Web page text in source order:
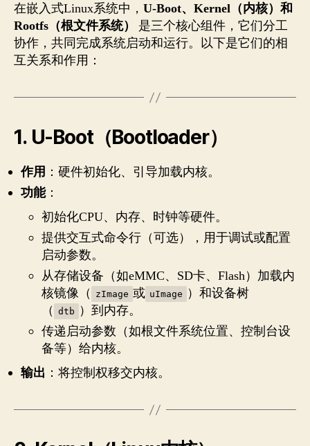
在嵌入式Linux系统中， U-Boot、Kernel（内核）和
Rootfs（根文件系统）
是三个核心组件，它们分工
协作，共同完成系统启动和运行。以下是它们的相
互关系和作用：
1. U-Boot（Bootloader）
作用 ：硬件初始化、引导加载内核。
功能：
初始化CPU、内存、时钟等硬件。
提供交互式命令行（可选），用于调试或配置
启动参数。
从存储设备（如eMMC、SD卡、Flash）加载内
核镜像（
zImage 或 uImage
）和设备树
（ dtb
）到内存。
传递启动参数（如根文件系统位置、控制台设
备等）给内核。
输出 ：将控制权移交内核。